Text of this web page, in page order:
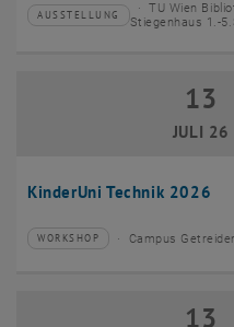
Veranstaltungstyp:
AUSSTELLUNG
Veranstaltungsort:
TU Wien
Stiegenhaus 1.-
KinderUni Technik 2026
13
JULI 26
Veranstaltungstyp:
WORKSHOP
Veranstaltungsort:Campus
13